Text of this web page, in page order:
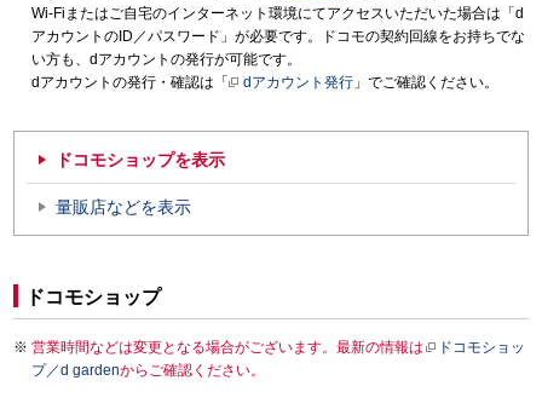
Wi-Fiまたはご自宅のインターネット環境にてアクセスいただいた場合は「d
アカウントのID／パスワード」が必要です。ドコモの契約回線をお持ちでな
い方も、dアカウントの発行が可能です。
dアカウントの発行・確認は「
dアカウント発行 」でご確認ください。
ドコモショップを表示
量販店などを表示
ドコモショップ
営業時間などは変更となる場合がございます。最新の情報は
ドコモショッ
プ／d gardenからご確認ください。